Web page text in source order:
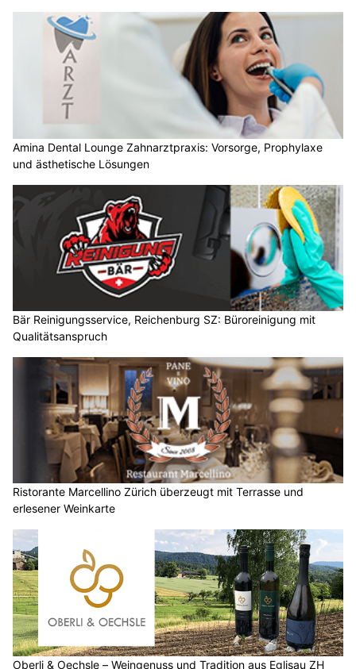
Amina Dental Lounge Zahnarztpraxis: Vorsorge, Prophylaxe
und ästhetische Lösungen
Bär Reinigungsservice, Reichenburg SZ: Büroreinigung mit
Qualitätsanspruch
Ristorante Marcellino Zürich überzeugt mit Terrasse und
erlesener Weinkarte
Oberli & Oechsle – Weingenuss und Tradition aus Eglisau ZH